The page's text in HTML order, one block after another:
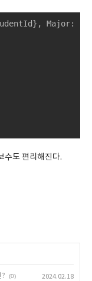
Major:
도 편리해진다.
? (0)
2024.02.18